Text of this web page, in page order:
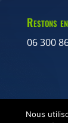
Restons
06 300
Nous